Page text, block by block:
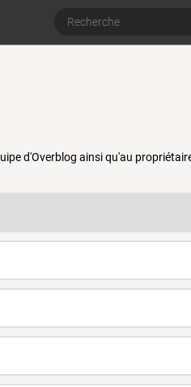
d'Overblog ainsi qu'au